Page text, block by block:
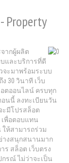
Property
ากผู้ผลิต
บและบริการที่ดี
จะมาพร้อมระบบ
30 วินาที เว็บ
อตออนไลน์ ครบทุก
นนี้ ลงทะเบียนวัน
ะมีโปรสล็อต
เพื่อตอบแทน
ห้สามารถร่วม
างสนุกสนานมาก
ร สล็อต เว็บตรง
รณ์ ไม่ว่าจะเป็น